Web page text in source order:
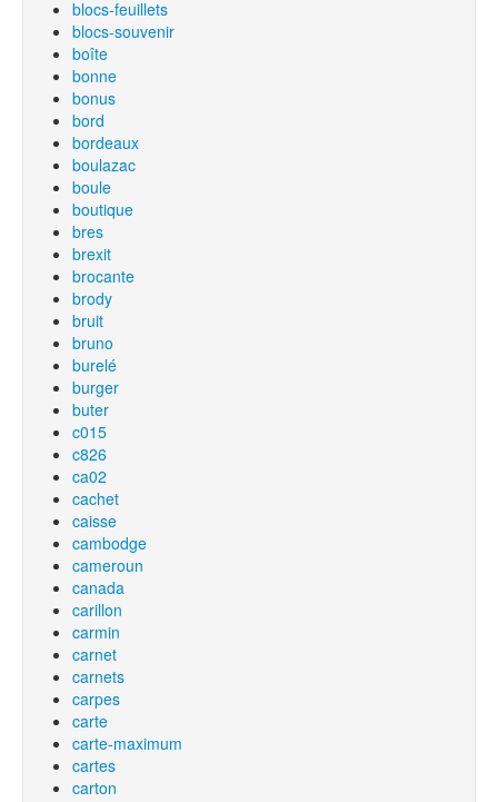
blocs-feuillets
blocs-souvenir
boîte
bonne
bonus
bord
bordeaux
boulazac
boule
boutique
bres
brexit
brocante
brody
bruit
bruno
burelé
burger
buter
c015
c826
ca02
cachet
caisse
cambodge
cameroun
canada
carillon
carmin
carnet
carnets
carpes
carte
carte-maximum
cartes
carton